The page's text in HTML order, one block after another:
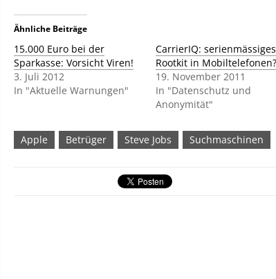
Ähnliche Beiträge
15.000 Euro bei der
Sparkasse: Vorsicht Viren!
3. Juli 2012
In "Aktuelle Warnungen"
CarrierIQ: serienmässiges
Rootkit in Mobiltelefonen?
19. November 2011
In "Datenschutz und
Anonymität"
Apple Betrüger Steve Jobs Suchmaschinen